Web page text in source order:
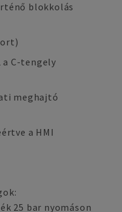
blokkolás
a C-tengely
meghajtó
a HMI
25 bar nyomáson